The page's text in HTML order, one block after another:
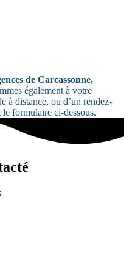
de Carcassonne,
également à votre
à distance, ou d’un rendez-
formulaire ci-dessous.